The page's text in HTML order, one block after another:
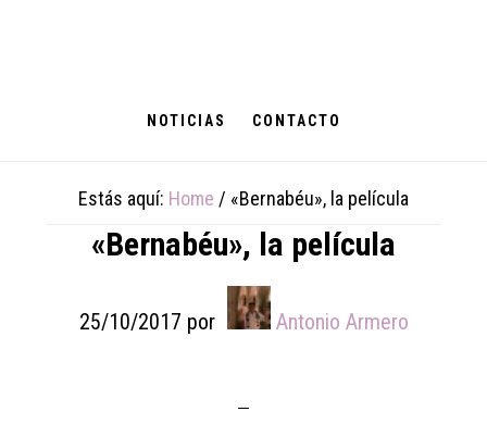
NOTICIAS CONTACTO
Estás aquí: Home / «Bernabéu», la película
«Bernabéu», la película
25/10/2017 por Antonio Armero